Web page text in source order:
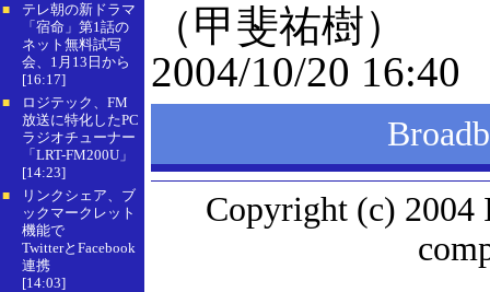
■
テレ朝の新ドラマ
「宿命」第1話の
ネット無料試写
会、1月13日から
[16:17]
■
ロジテック、FM
放送に特化したPC
ラジオチューナー
「LRT-FM200U」
[14:23]
■
リンクシェア、ブ
ックマークレット
機能で
TwitterとFacebook
連携
[14:03]
（甲斐祐樹）
2004/10/20 16:40
Copyright (c) 2004